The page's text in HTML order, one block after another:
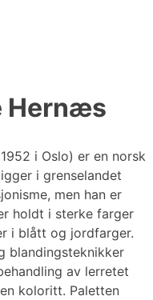
Hernæs
i Oslo) er en norsk
i grenselandet
men han er
holdt i sterke farger
i blått og jordfarger.
blandingsteknikker
av lerretet
koloritt. Paletten